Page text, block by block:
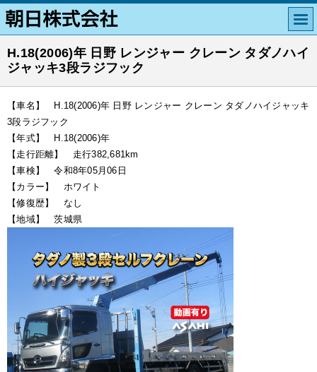
H.18(2006)年 日野 レンジャー クレーン タダノハイ
ジャッキ3段ラジフック
【車名】 H.18(2006)年 日野 レンジャー クレーン タダノハイジャッキ
3段ラジフック
【年式】 H.18(2006)年
【走行距離】 走行382,681km
【車検】 令和8年05月06日
【カラー】 ホワイト
【修復歴】 なし
【地域】 茨城県